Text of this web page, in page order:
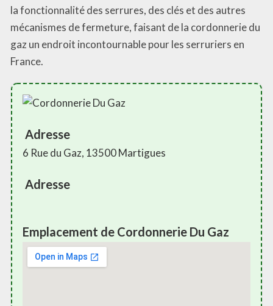
la fonctionnalité des serrures, des clés et des autres
mécanismes de fermeture, faisant de la cordonnerie du
gaz un endroit incontournable pour les serruriers en
France.
Adresse
6 Rue du Gaz, 13500 Martigues
Adresse
Emplacement de Cordonnerie Du Gaz